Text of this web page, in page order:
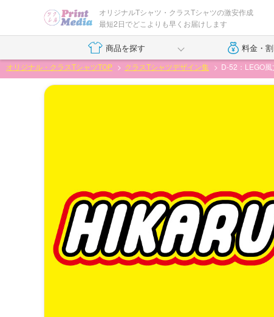
オリジナルTシャツ・クラスTシャツの激安作成
最短2日でどこよりも早くお届けします
商品を探す 料金・
オリジナル・クラスTシャツTOP クラスTシャツデザイン集 D-52：LEGO